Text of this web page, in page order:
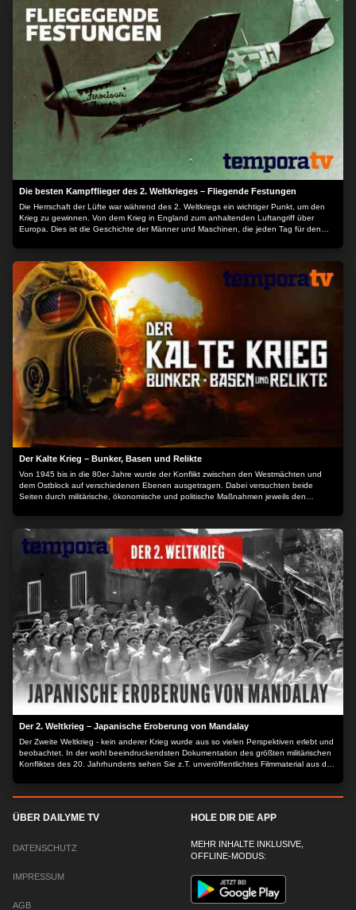
Kriegsjahre wurde die Focke Wulf 190 an allen Kriegsschauplätzen von den
Deutschen eingesetzt: Von Nordafrika bis Russland." Der Inhalt wird bereitgestellt von:
PLAION PICTURES GmbH, Lochhamer Str. 9, 82152 Planegg/München
Die besten Kampfflieger des 2. Weltkrieges – Fliegende Festungen
Die Herrschaft der Lüfte war während des 2. Weltkriegs ein wichtiger Punkt, um den
Krieg zu gewinnen. Von dem Krieg in England zum anhaltenden Luftangriff über
Europa. Dies ist die Geschichte der Männer und Maschinen, die jeden Tag für den
diese Serie ein faszinierender Rückblick auf die unglaubliche Tapferkeit der Piloten,
die den endgültigen Sieg nach Europa brachten. - B-17 Flying Fortress - Fliegende
Festung - B-24 Liberator - Der Befreier - P-47 Thunderbolt - Der Donnerschlag Der
Inhalt wird bereitgestellt von: PLAION PICTURES GmbH, Lochhamer Str. 9, 82152
Planegg/München
Der Kalte Krieg – Bunker, Basen und Relikte
Von 1945 bis in die 80er Jahre wurde der Konflikt zwischen den Westmächten und
dem Ostblock auf verschiedenen Ebenen ausgetragen. Dabei versuchten beide
Seiten durch militärische, ökonomische und politische Maßnahmen jeweils den
Wettrüstens war die Gefahr eines Krieges, sogar Atomkrieges gegenwärtig. Unweit der
Bundesstraße 45 bei Niddatal befindet sich in zwölf Metern Tiefe der dreigeschossige
Atombunker, die "Kommandozentrale der Stadt Frankfurt". Hinter massiven Stahl-
Drucktüren verborgen befindet sich ein Betonlabyrinth mit Lagerräumen, Küche,
Schlafräumen und technischer Ausstattung für ein autarkes Überleben. Auch die
Parolen an den Bunkerwänden sind noch zu lesen, die 1985 bei einem Einbruch
durch RAF Sympathisanten hinterlassen wurden. Es scheint, als sei die Zeit hier
stehen geblieben. Der Inhalt wird bereitgestellt von: PLAION PICTURES GmbH,
Lochhamer Str. 9, 82152 Planegg/München
Der 2. Weltkrieg – Japanische Eroberung von Mandalay
Der Zweite Weltkrieg - kein anderer Krieg wurde aus so vielen Perspektiven erlebt und
beobachtet. In der wohl beeindruckendsten Dokumentation des größten militärischen
Konfliktes des 20. Jahrhunderts sehen Sie z.T. unveröffentlichtes Filmmaterial aus den
eisigen Sibirien, Aufstieg und Fall von Adolf Hitler, von der Kriegsmaschinerie, den
Helden und Schicksalen berichtet diese einmalige Dokumentation.
ÜBER DAILYME TV
DATENSCHUTZ
IMPRESSUM
AGB
HOLE DIR DIE APP
MEHR INHALTE INKLUSIVE,
OFFLINE-MODUS: